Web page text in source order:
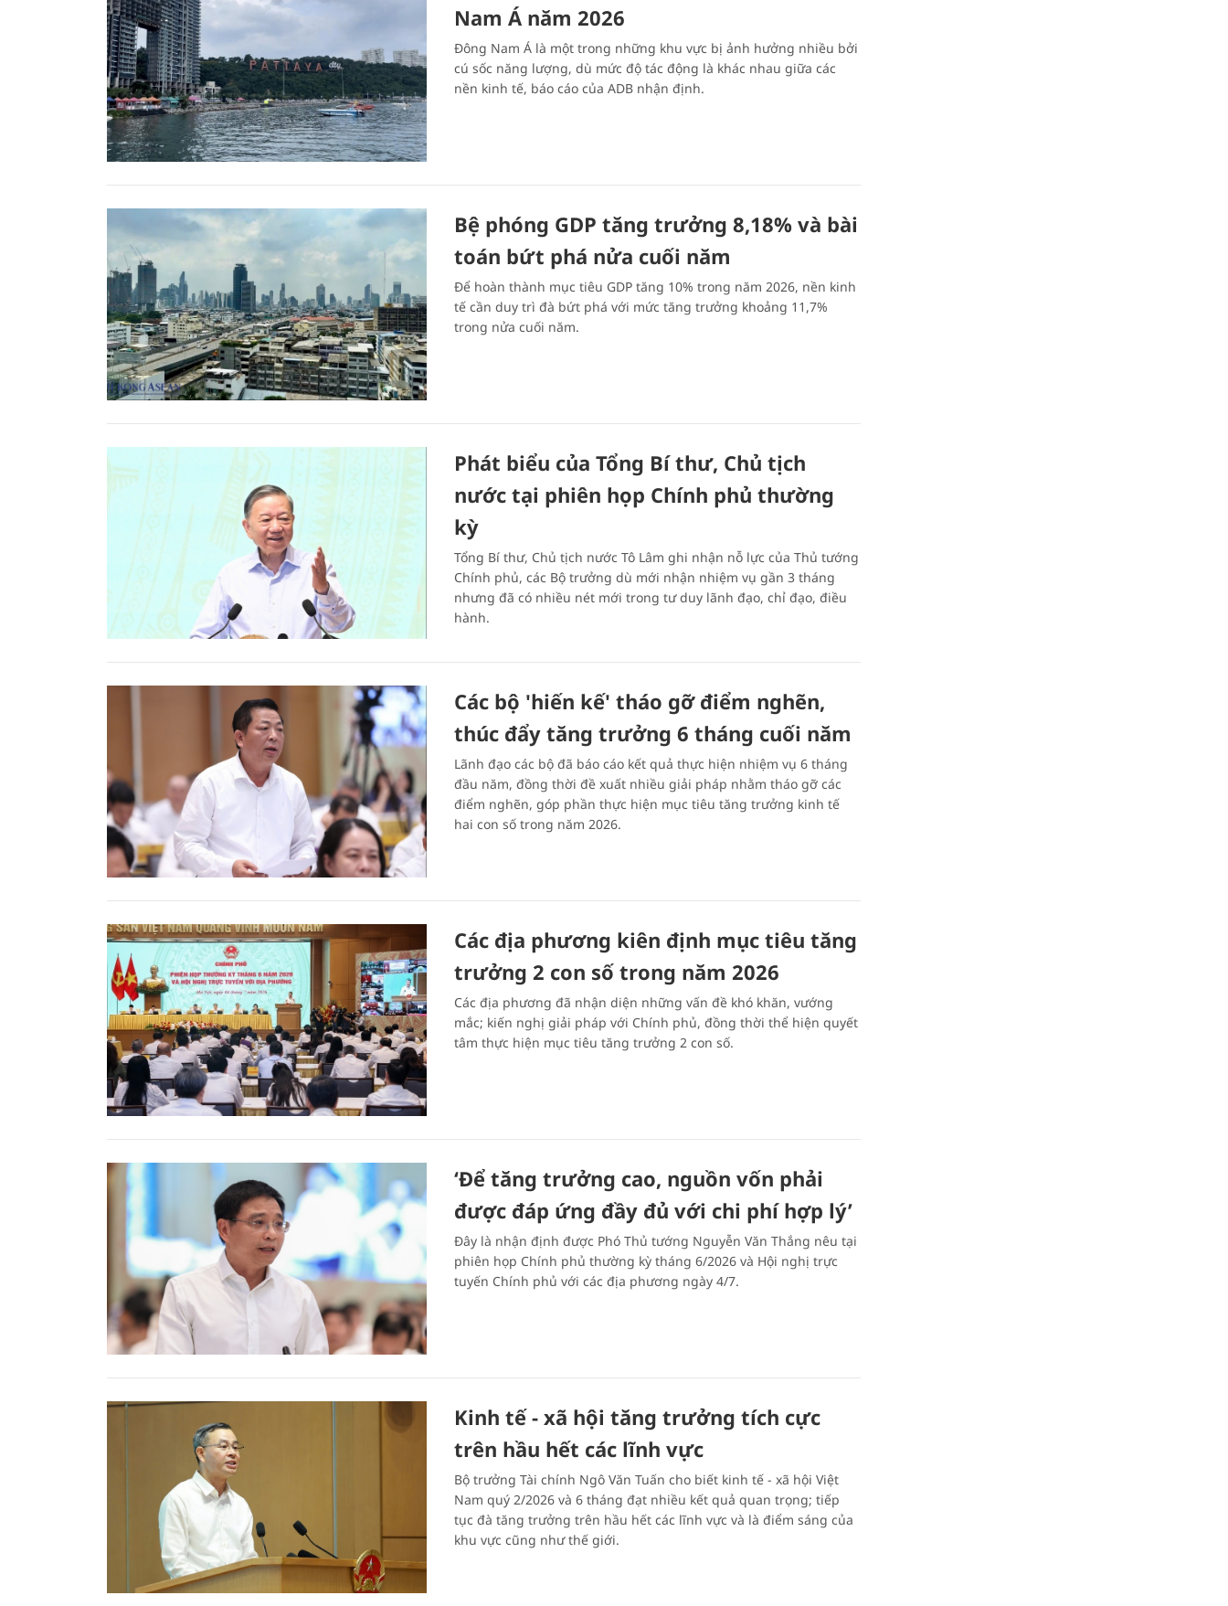
Nam Á năm 2026
Đông Nam Á là một trong những khu vực bị ảnh hưởng nhiều bởi
cú sốc năng lượng, dù mức độ tác động là khác nhau giữa các
nền kinh tế, báo cáo của ADB nhận định.
Bệ phóng GDP tăng trưởng 8,18% và bài
toán bứt phá nửa cuối năm
Để hoàn thành mục tiêu GDP tăng 10% trong năm 2026, nền kinh
tế cần duy trì đà bứt phá với mức tăng trưởng khoảng 11,7%
trong nửa cuối năm.
Phát biểu của Tổng Bí thư, Chủ tịch
nước tại phiên họp Chính phủ thường
kỳ
Tổng Bí thư, Chủ tịch nước Tô Lâm ghi nhận nỗ lực của Thủ tướng
Chính phủ, các Bộ trưởng dù mới nhận nhiệm vụ gần 3 tháng
nhưng đã có nhiều nét mới trong tư duy lãnh đạo, chỉ đạo, điều
hành.
Các bộ 'hiến kế' tháo gỡ điểm nghẽn,
thúc đẩy tăng trưởng 6 tháng cuối năm
Lãnh đạo các bộ đã báo cáo kết quả thực hiện nhiệm vụ 6 tháng
đầu năm, đồng thời đề xuất nhiều giải pháp nhằm tháo gỡ các
điểm nghẽn, góp phần thực hiện mục tiêu tăng trưởng kinh tế
hai con số trong năm 2026.
Các địa phương kiên định mục tiêu tăng
trưởng 2 con số trong năm 2026
Các địa phương đã nhận diện những vấn đề khó khăn, vướng
mắc; kiến nghị giải pháp với Chính phủ, đồng thời thể hiện quyết
tâm thực hiện mục tiêu tăng trưởng 2 con số.
‘Để tăng trưởng cao, nguồn vốn phải
được đáp ứng đầy đủ với chi phí hợp lý’
Đây là nhận định được Phó Thủ tướng Nguyễn Văn Thắng nêu tại
phiên họp Chính phủ thường kỳ tháng 6/2026 và Hội nghị trực
tuyến Chính phủ với các địa phương ngày 4/7.
Kinh tế - xã hội tăng trưởng tích cực
trên hầu hết các lĩnh vực
Bộ trưởng Tài chính Ngô Văn Tuấn cho biết kinh tế - xã hội Việt
Nam quý 2/2026 và 6 tháng đạt nhiều kết quả quan trọng; tiếp
tục đà tăng trưởng trên hầu hết các lĩnh vực và là điểm sáng của
khu vực cũng như thế giới.